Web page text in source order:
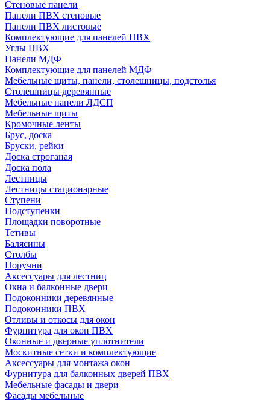
Стеновые панели
Панели ПВХ стеновые
Панели ПВХ листовые
Комплектующие для панелей ПВХ
Углы ПВХ
Панели МДФ
Комплектующие для панелей МДФ
Мебельные щиты, панели, столешницы, подстолья
Столешницы деревянные
Мебельные панели ЛДСП
Мебельные щиты
Кромочные ленты
Брус, доска
Бруски, рейки
Доска строганая
Доска пола
Лестницы
Лестницы стационарные
Ступени
Подступенки
Площадки поворотные
Тетивы
Балясины
Столбы
Поручни
Аксессуары для лестниц
Окна и балконные двери
Подоконники деревянные
Подоконники ПВХ
Отливы и откосы для окон
Фурнитура для окон ПВХ
Оконные и дверные уплотнители
Москитные сетки и комплектующие
Аксессуары для монтажа окон
Фурнитура для балконных дверей ПВХ
Мебельные фасады и двери
Фасады мебельные